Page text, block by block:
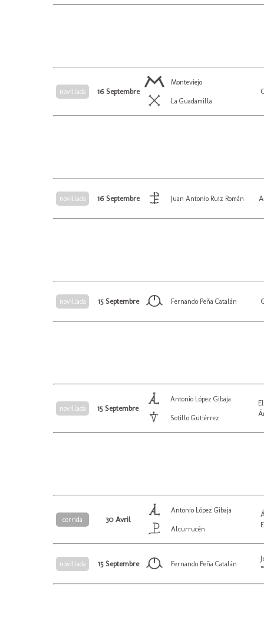
novillada 16 Septembre
Monteviejo
La Guadamilla
novillada 16 Septembre Juan Antonio Ruiz Román
novillada 15 Septembre Fernando Peña Catalán
novillada 15 Septembre
Antonio López Gibaja
Sotillo Gutiérrez
corrida 30 Avril
Antonio López Gibaja
Alcurrucén
novillada 15 Septembre Fernando Peña Catalán